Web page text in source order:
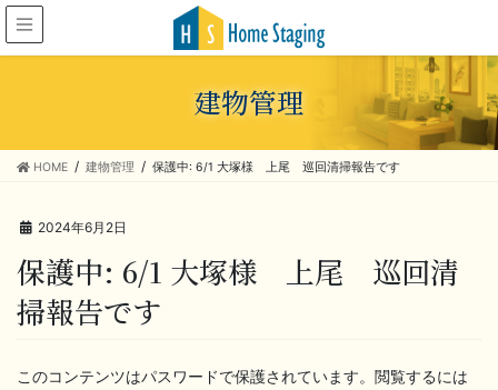
建物管理
HOME 建物管理 保護中: 6/1 大塚様 上尾 巡回清掃報告です
2024年6月2日
保護中: 6/1 大塚様 上尾 巡回清
掃報告です
このコンテンツはパスワードで保護されています。閲覧するには